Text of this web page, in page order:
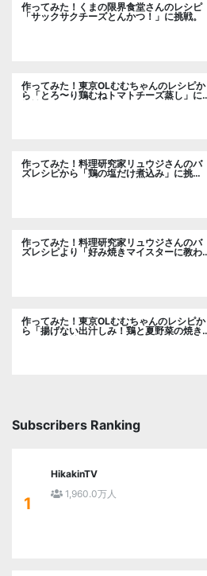
作ってみた！くまの限界食堂さんのレシピ
「サックサクチーズとんかつ！」に挑戦。
作ってみた！東京OLむむちゃんのレシピか
ら「とろ〜り鶏むねトマトチーズ蒸し」に
作ってみた！料理研究家リュウジさんのバ
ズレシピから「鶏の塩だけ煮込み」に挑
作ってみた！料理研究家リュウジさんのバ
ズレシピより「好み焼きマイスターに教わ
作ってみた！東京OLむむちゃんのレシピか
ら「揚げない出汁しみ！鶏と夏野菜の焼き
浸し」に挑戦。
Subscribers Ranking
1
HikakinTV
1,960.0万人